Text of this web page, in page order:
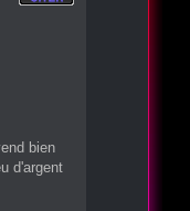
bien
d'argent